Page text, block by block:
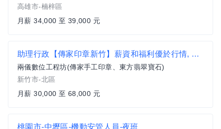
高雄市-楠梓區
月薪 34,000 至 39,000 元
助理行政【傳家印章新竹】薪資和福利優於行情, 穩定成長, 完整人才培訓
兩儀數位工程坊(傳家手工印章、東方翡翠寶石)
新竹市-北區
月薪 30,000 至 68,000 元
桃園市-中壢區-機動安管人員-夜班